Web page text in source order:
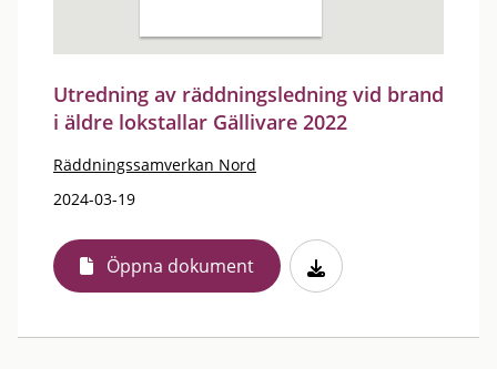
Utredning av räddningsledning vid brand
i äldre lokstallar Gällivare 2022
Räddningssamverkan Nord
2024-03-19
Öppna dokument